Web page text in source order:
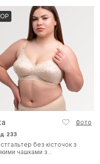
Фото
233
без кісточок з
чашками з...